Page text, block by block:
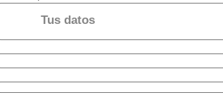
Tus datos